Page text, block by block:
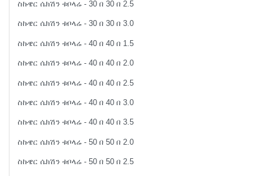
ስኩዌር ሴክሽን ቱቦላሬ - 30 በ 30 በ 2.5
ስኩዌር ሴክሽን ቱቦላሬ - 30 በ 30 በ 3.0
ስኩዌር ሴክሽን ቱቦላሬ - 40 በ 40 በ 1.5
ስኩዌር ሴክሽን ቱቦላሬ - 40 በ 40 በ 2.0
ስኩዌር ሴክሽን ቱቦላሬ - 40 በ 40 በ 2.5
ስኩዌር ሴክሽን ቱቦላሬ - 40 በ 40 በ 3.0
ስኩዌር ሴክሽን ቱቦላሬ - 40 በ 40 በ 3.5
ስኩዌር ሴክሽን ቱቦላሬ - 50 በ 50 በ 2.0
ስኩዌር ሴክሽን ቱቦላሬ - 50 በ 50 በ 2.5